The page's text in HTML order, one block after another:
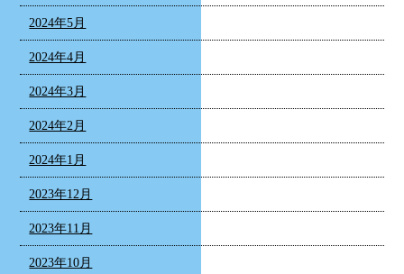
2024年5月
2024年4月
2024年3月
2024年2月
2024年1月
2023年12月
2023年11月
2023年10月